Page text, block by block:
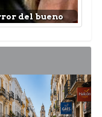
del bueno